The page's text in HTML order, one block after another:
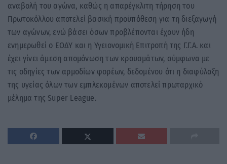
αναβολή του αγώνα, καθώς η απαρέγκλιτη τήρηση του
Πρωτοκόλλου αποτελεί βασική προϋπόθεση για τη διεξαγωγή
των αγώνων, ενώ βάσει όσων προβλέπονται έχουν ήδη
ενημερωθεί ο ΕΟΔΥ και η Υγειονομική Επιτροπή της Γ.Γ.Α. και
έχει γίνει άμεση απομόνωση των κρουσμάτων, σύμφωνα με
τις οδηγίες των αρμοδίων φορέων, δεδομένου ότι η διαφύλαξη
της υγείας όλων των εμπλεκομένων αποτελεί πρωταρχικό
μέλημα της Super League.